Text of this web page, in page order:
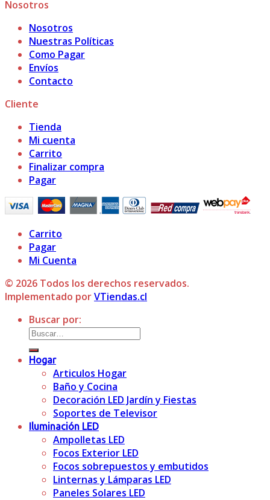
Nosotros
Nosotros
Nuestras Políticas
Como Pagar
Envíos
Contacto
Cliente
Tienda
Mi cuenta
Carrito
Finalizar compra
Pagar
Carrito
Pagar
Mi Cuenta
© 2026 Todos los derechos reservados.
Implementado porVTiendas.cl
Buscar por:
Hogar
Articulos Hogar
Baño y Cocina
Decoración LED Jardín y Fiestas
Soportes de Televisor
Iluminación LED
Ampolletas LED
Focos Exterior LED
Focos sobrepuestos y embutidos
Linternas y Lámparas LED
Paneles Solares LED